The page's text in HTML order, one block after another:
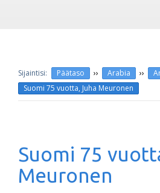
Päätaso ›› Arabia ››
Suomi 75 vuotta, Juha Meuronen
Suomi 75
Meuronen